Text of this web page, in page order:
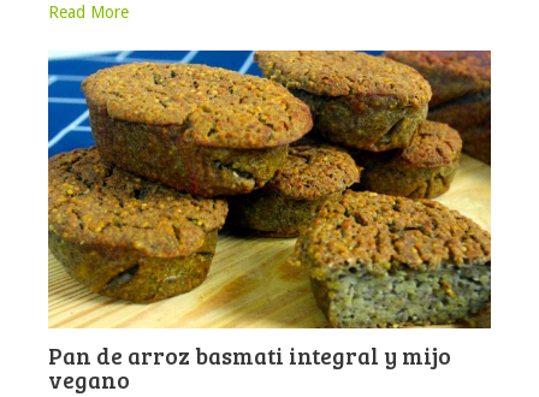
Read More
Pan de arroz basmati integral y mijo
vegano